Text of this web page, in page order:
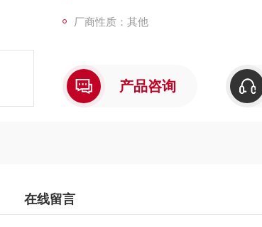
厂商性质：其他
产品咨询
在线留言